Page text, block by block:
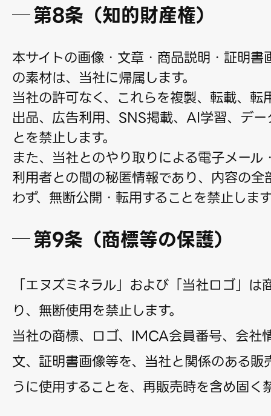
第8条（知的財産権）
本サイトの画像・文章・商品説明・証明書
の素材は、当社に帰属します。
当社の許可なく、これらを複製、転載、転
出品、広告利用、SNS掲載、AI学習、デー
とを禁止します。
また、当社とのやり取りによる電子メール
利用者との間の秘匿情報であり、内容の
わず、無断公開・転用することを禁止しま
第9条（商標等の保護）
「エヌズミネラル」および「当社ロゴ」は
り、無断使用を禁止します。
当社の商標、ロゴ、IMCA会員番号、会社
文、証明書画像等を、当社と関係のある販
うに使用することを、再販売時を含め固く